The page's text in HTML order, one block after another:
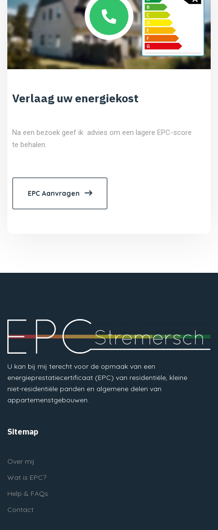
Verlaag uw energiekost
Na een bezoek geef ik advies om een lagere EPC-score
te behalen.
EPC Aanvragen
U kan bij mij terecht voor de opmaak van een
energieprestatiecertificaat (EPC) van residentiële, kleine
niet-residentiële panden en algemene delen van
appartemenstgebouwen.
Sitemap
Over mij
Wat is EPC?
Help & FAQs
Contact